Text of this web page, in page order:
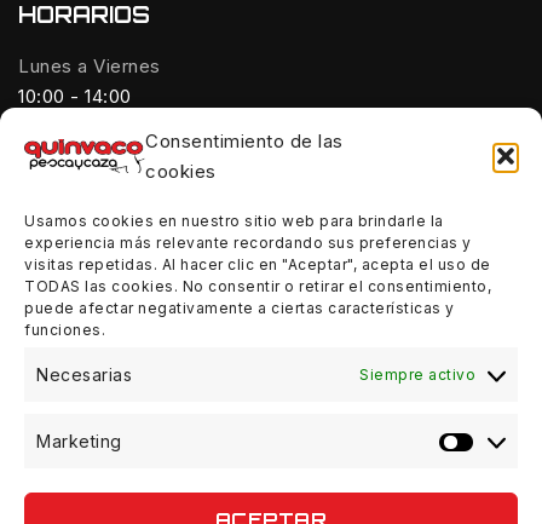
Consentimiento de las
cookies
Usamos cookies en nuestro sitio web para brindarle la
experiencia más relevante recordando sus preferencias y
visitas repetidas. Al hacer clic en "Aceptar", acepta el uso de
TODAS las cookies. No consentir o retirar el consentimiento,
puede afectar negativamente a ciertas características y
funciones.
Necesarias Siempre activo
Marketing
ACEPTAR
HORARIOS
Lunes a Viernes
10:00 - 14:00
Tardes:
18:00 - 21:00
Sábados:
10:00 - 14:00
Domingos:
Cerrado